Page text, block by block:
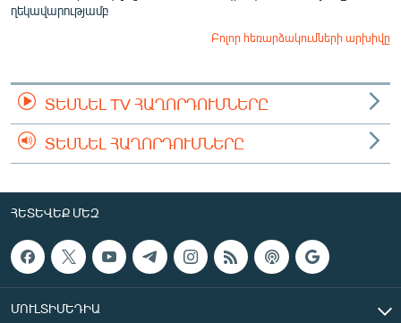
ղեկավարությամբ
Բոլոր հեռարձակումների արխիվը
ՏԵՍՆԵԼ TV ՀԱՂՈՐԴՈՒՄՆԵՐԸ
ՏԵՍՆԵԼ ՀԱՂՈՐԴՈՒՄՆԵՐԸ
ՀԵՏԵՎԵՔ ՄԵԶ
ՄՈՒԼՏԻՄԵԴԻԱ